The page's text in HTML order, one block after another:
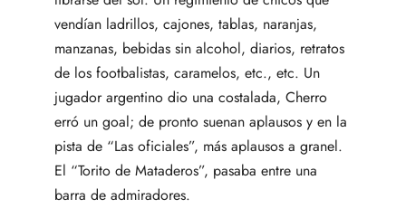
vendían ladrillos, cajones, tablas, naranjas,
manzanas, bebidas sin alcohol, diarios, retratos
de los footbalistas, caramelos, etc., etc. Un
jugador argentino dio una costalada, Cherro
erró un goal; de pronto suenan aplausos y en la
pista de “Las oficiales”, más aplausos a granel.
El “Torito de Mataderos”, pasaba entre una
barra de admiradores.